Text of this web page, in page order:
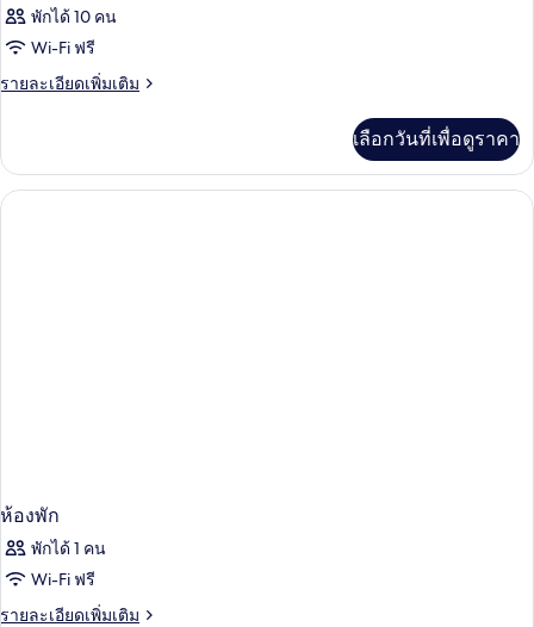
พักได้ 10 คน
Wi-Fi ฟรี
รายละเอียดเพิ่มเติม
ราย
เกี่ยว
กับ
ห้อง
เลือกวันที่เพื่อดูราคา
ห้องพัก
พักได้ 1 คน
Wi-Fi ฟรี
รายละเอียดเพิ่มเติม
ราย